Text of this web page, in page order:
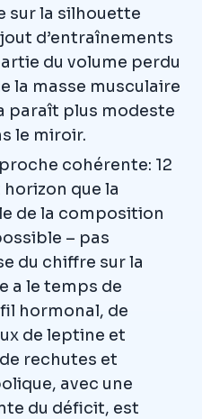
sur la silhouette
d’entraînements
du volume perdu
la masse musculaire
paraît plus modeste
le miroir.
cohérente: 12
horizon que la
de la composition
– pas
du chiffre sur la
a le temps de
hormonal, de
de leptine et
rechutes et
avec une
du déficit, est